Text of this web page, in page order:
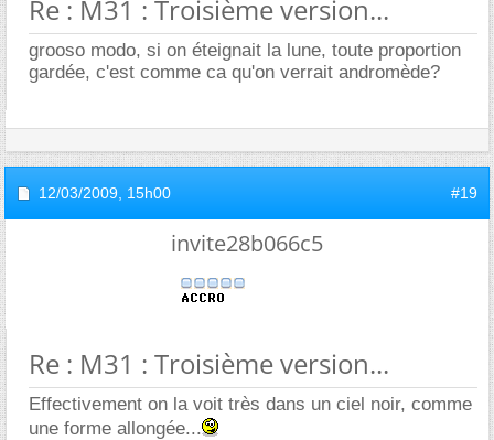
Re : M31 : Troisième version...
grooso modo, si on éteignait la lune, toute proportion
gardée, c'est comme ca qu'on verrait andromède?
12/03/2009, 15h00 #19
invite28b066c5
Re : M31 : Troisième version...
Effectivement on la voit très dans un ciel noir, comme
une forme allongée...